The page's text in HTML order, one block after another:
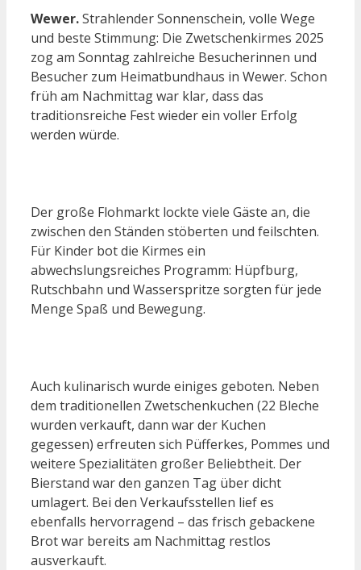
Wewer.Strahlender Sonnenschein, volle Wege
und beste Stimmung: Die Zwetschenkirmes 2025
zog am Sonntag zahlreiche Besucherinnen und
Besucher zum Heimatbundhaus in Wewer. Schon
früh am Nachmittag war klar, dass das
traditionsreiche Fest wieder ein voller Erfolg
werden würde.
Der große Flohmarkt lockte viele Gäste an, die
zwischen den Ständen stöberten und feilschten.
Für Kinder bot die Kirmes ein
abwechslungsreiches Programm: Hüpfburg,
Rutschbahn und Wasserspritze sorgten für jede
Menge Spaß und Bewegung.
Auch kulinarisch wurde einiges geboten. Neben
dem traditionellen Zwetschenkuchen (22 Bleche
wurden verkauft, dann war der Kuchen
gegessen) erfreuten sich Püfferkes, Pommes und
weitere Spezialitäten großer Beliebtheit. Der
Bierstand war den ganzen Tag über dicht
umlagert. Bei den Verkaufsstellen lief es
ebenfalls hervorragend – das frisch gebackene
Brot war bereits am Nachmittag restlos
ausverkauft.